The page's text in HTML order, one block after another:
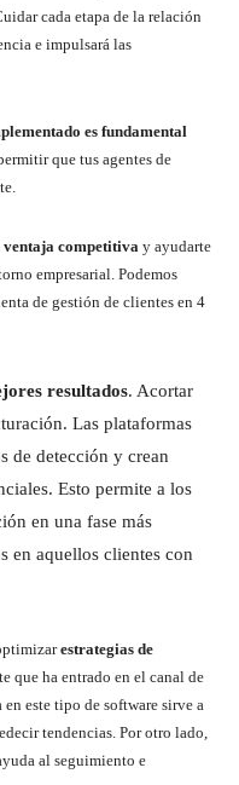
cada etapa de la relación
e impulsará las
es fundamental
que tus agentes de
ventaja competitiva y ayudarte
empresarial. Podemos
de gestión de clientes en 4
resultados. Acortar
Las plataformas
de detección y crean
Esto permite a los
en una fase más
en aquellos clientes con
estrategias de
que ha entrado en el canal de
este tipo de software sirve a
tendencias. Por otro lado,
al seguimiento e